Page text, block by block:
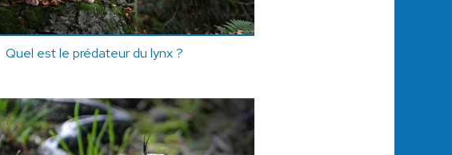
Quel est le prédateur du lynx ?